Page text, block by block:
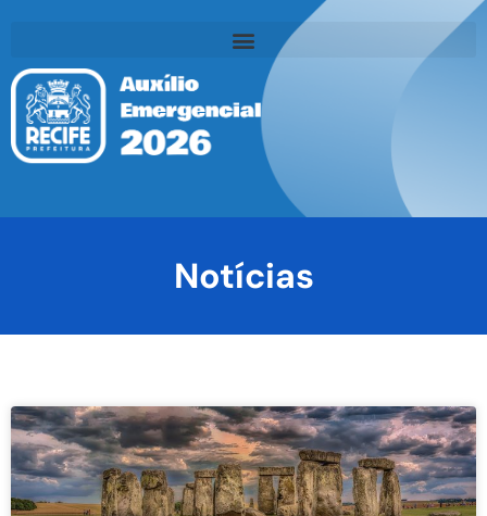
Notícias